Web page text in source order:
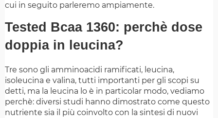
cui in seguito parleremo ampiamente.
Tested Bcaa 1360: perchè dose
doppia in leucina?
Tre sono gli amminoacidi ramificati, leucina,
isoleucina e valina, tutti importanti per gli scopi su
detti, ma la leucina lo è in particolar modo, vediamo
perchè: diversi studi hanno dimostrato come questo
nutriente sia il più coinvolto con la sintesi di nuovi